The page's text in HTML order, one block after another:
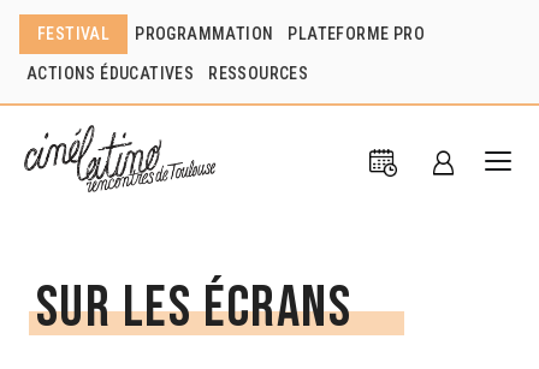
FESTIVAL PROGRAMMATION PLATEFORME PRO
ACTIONS ÉDUCATIVES RESSOURCES
Sur les écrans